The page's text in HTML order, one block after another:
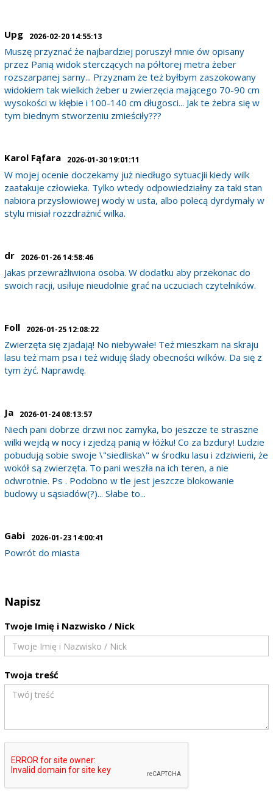
Upg 2026-02-20 14:55:13
Muszę przyznać że najbardziej poruszył mnie ów opisany
przez Panią widok sterczących na półtorej metra żeber
rozszarpanej sarny... Przyznam że też byłbym zaszokowany
widokiem tak wielkich żeber u zwierzęcia mającego 70-90 cm
wysokości w kłębie i 100-140 cm długosci... Jak te żebra się w
tym biednym stworzeniu zmieściły???
Karol Fąfara 2026-01-30 19:01:11
W mojej ocenie doczekamy już niedługo sytuacjii kiedy wilk
zaatakuje człowieka. Tylko wtedy odpowiedziałny za taki stan
nabiora przysłowiowej wody w usta, albo polecą dyrdymały w
stylu misiał rozzdrażnić wilka.
dr 2026-01-26 14:58:46
Jakas przewrażliwiona osoba. W dodatku aby przekonac do
swoich racji, usiłuje nieudolnie grać na uczuciach czytelników.
Foll 2026-01-25 12:08:22
Zwierzęta się zjadają! No niebywałe! Też mieszkam na skraju
lasu też mam psa i też widuję ślady obecności wilków. Da się z
tym żyć. Naprawdę.
Ja 2026-01-24 08:13:57
Niech pani dobrze drzwi noc zamyka, bo jeszcze te straszne
wilki wejdą w nocy i zjedzą panią w łóżku! Co za bzdury! Ludzie
pobudują sobie swoje \"siedliska\" w środku lasu i zdziwieni, że
wokół są zwierzęta. To pani weszła na ich teren, a nie
odwrotnie. Ps . Podobno w tle jest jeszcze blokowanie
budowy u sąsiadów(?)... Słabe to...
Gabi 2026-01-23 14:00:41
Powrót do miasta
Napisz
Twoje Imię i Nazwisko / Nick
Twoja treść